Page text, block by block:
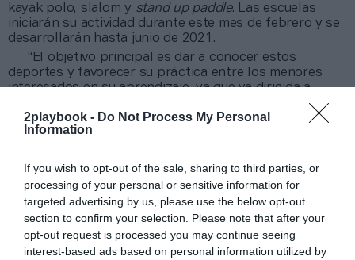
2playbook - Do Not Process My Personal
Information
If you wish to opt-out of the sale, sharing to third parties, or
processing of your personal or sensitive information for
targeted advertising by us, please use the below opt-out
section to confirm your selection. Please note that after your
opt-out request is processed you may continue seeing
interest-based ads based on personal information utilized by
kayak polo, slalom y stand up paddle. Las escuelas
iniciarán su actividad durante este mes de febrero y se
desarrollarán hasta junio de 2021.
“El objetivo principal es dar a conocer estos
deportes y favorecer su práctica entre los menores
interesados en su aprendizaje, ya que va dirigida a
Miranda, concejala de deporte del Ayuntamiento de la
capital española.
Añadir2Playbookcomo fuente preferida de Google
de forma gratuita
Mantente informado con las últimas noticias de actualidad.
ACTIVAR AHORA